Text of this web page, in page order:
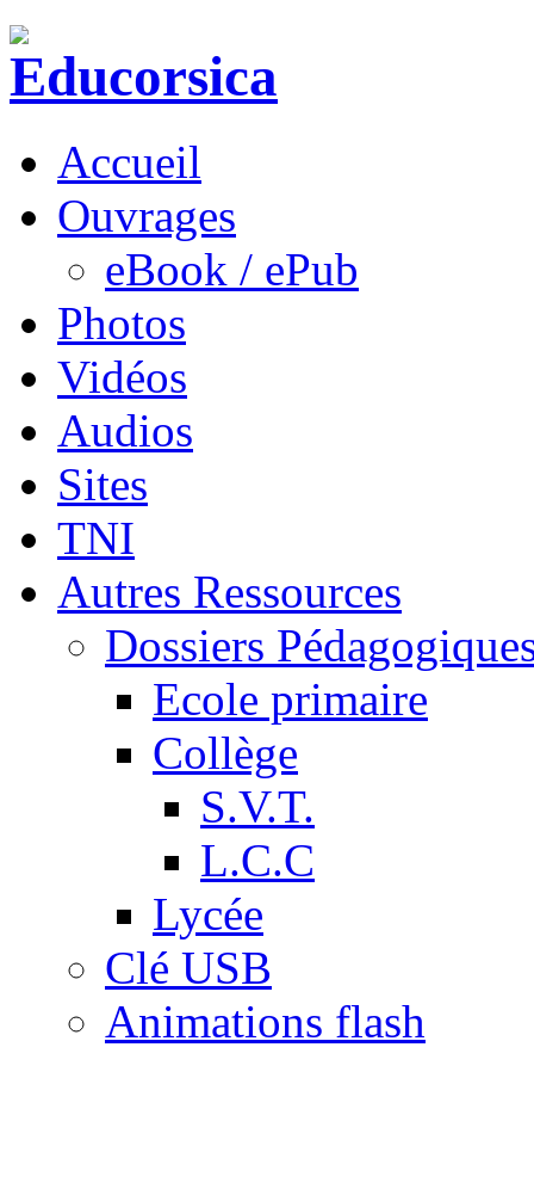
Accueil
Ouvrages
eBook / ePub
Photos
Vidéos
Audios
Sites
TNI
Autres Ressources
Dossiers
Ecole primaire
Collège
S.V.T.
L.C.C
Lycée
Clé USB
Animations flash